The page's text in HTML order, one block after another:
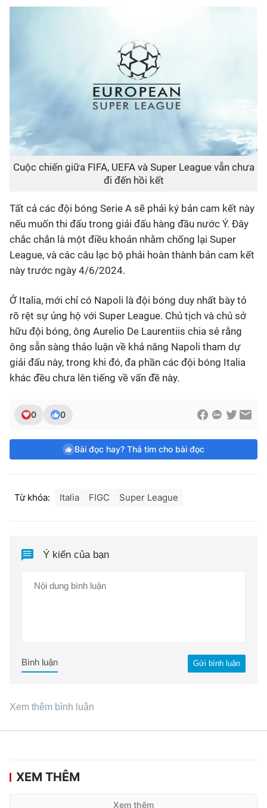
Cuộc chiến giữa FIFA, UEFA và Super League vẫn chưa
đi đến hồi kết
Tất cả các đội bóng Serie A sẽ phải ký bản cam kết này
nếu muốn thi đấu trong giải đấu hàng đầu nước Ý. Đây
chắc chắn là một điều khoản nhằm chống lại Super
League, và các câu lạc bộ phải hoàn thành bản cam kết
này trước ngày 4/6/2024.
Ở Italia, mới chỉ có Napoli là đội bóng duy nhất bày tỏ
rõ rệt sự ủng hộ với Super League. Chủ tịch và chủ sở
hữu đội bóng, ông Aurelio De Laurentiis chia sẻ rằng
ông sẵn sàng thảo luận về khả năng Napoli tham dự
giải đấu này, trong khi đó, đa phần các đội bóng Italia
khác đều chưa lên tiếng về vấn đề này.
0 0
Bài đọc hay? Thả tim cho bài đọc
Từ khóa: Italia FIGC Super League
Ý kiến của bạn
Gửi bình luận
Bình luận
Xem thêm bình luận
XEM THÊM
Xem thêm